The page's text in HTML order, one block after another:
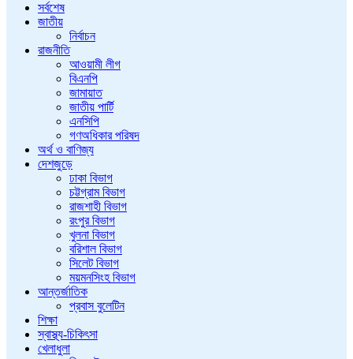
সর্বশেষ
জাতীয়
নির্বাচন
রাজনীতি
আওয়ামী লীগ
বিএনপি
জামায়াত
জাতীয় পার্টি
এনসিপি
গণঅধিকার পরিষদ
অর্থ ও বাণিজ্য
দেশজুড়ে
ঢাকা বিভাগ
চট্টগ্রাম বিভাগ
রাজশাহী বিভাগ
রংপুর বিভাগ
খুলনা বিভাগ
বরিশাল বিভাগ
সিলেট বিভাগ
ময়মনসিংহ বিভাগ
আন্তর্জাতিক
প্রবাস বুলেটিন
শিক্ষা
স্বাস্থ্য-চিকিৎসা
খেলাধুলা